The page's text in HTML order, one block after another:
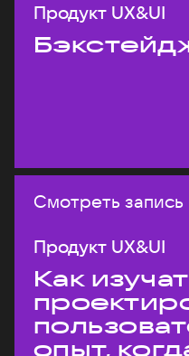
Продукт UX&UI
Смотреть запись
Продукт UX&UI
Как
опыт,